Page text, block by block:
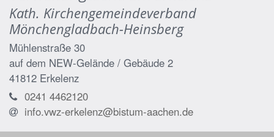
Kath. Kirchengemeindeverband
Mönchengladbach-Heinsberg
Mühlenstraße 30
auf dem NEW-Gelände / Gebäude 2
41812 Erkelenz
0241 4462120
info.vwz-erkelenz@bistum-aachen.de